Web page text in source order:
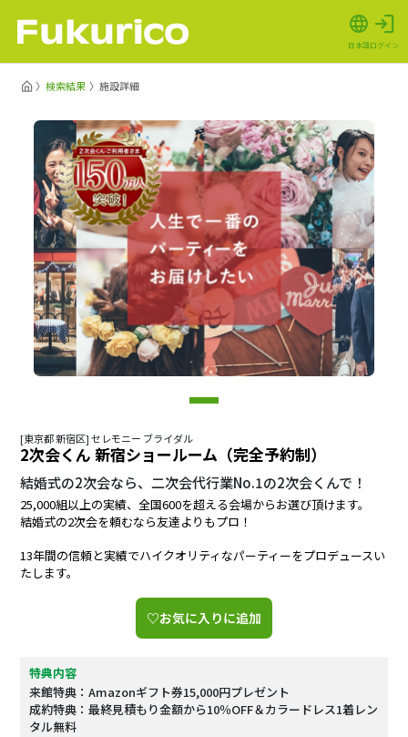
日本語ログイン
検索結果 施設詳細
[東京都 新宿区] セレモニー ブライダル
2次会くん 新宿ショールーム（完全予約制）
結婚式の2次会なら、二次会代行業No.1の2次会くんで！
25,000組以上の実績、全国600を超える会場からお選び頂けます。
結婚式の2次会を頼むなら友達よりもプロ！
13年間の信頼と実績でハイクオリティなパーティーをプロデュースい
たします。
♡お気に入りに追加
特典内容
来館特典：Amazonギフト券15,000円プレゼント
成約特典：最終見積もり金額から10％OFF＆カラードレス1着レン
タル無料